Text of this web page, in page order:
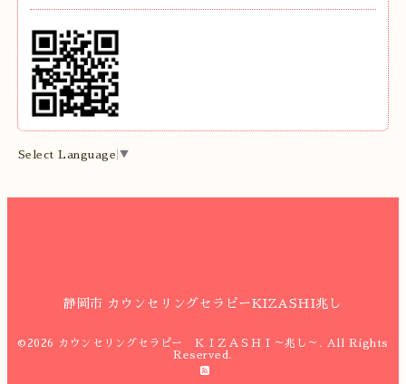
Select Language ▼
静岡市 カウンセリングセラピーKIZASHI兆し
©2026 カウンセリングセラピー ＫＩＺＡＳＨＩ～兆し～ . All Rights
Reserved.